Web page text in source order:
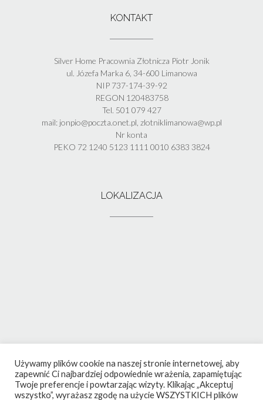
KONTAKT
Silver Home Pracownia Złotnicza Piotr Jonik
ul. Józefa Marka 6, 34-600 Limanowa
NIP 737-174-39-92
REGON 120483758
Tel. 501 079 427
mail: jonpio@poczta.onet.pl, zlotniklimanowa@wp.pl
Nr konta
PEKO 72 1240 5123 1111 0010 6383 3824
LOKALIZACJA
Używamy plików cookie na naszej stronie internetowej, aby
zapewnić Ci najbardziej odpowiednie wrażenia, zapamiętując
Twoje preferencje i powtarzając wizyty. Klikając „Akceptuj
wszystko”, wyrażasz zgodę na użycie WSZYSTKICH plików